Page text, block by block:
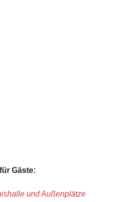
Gäste:
und Außenplätze